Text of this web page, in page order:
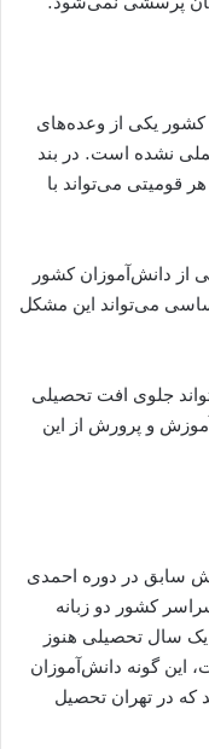
یکی از وعده‌های
نشده است. در بند
شده که هر قومیتی می‌تواند با
از دانش‌آموزان کشور
می‌تواند این مشکل
اساسی می‌تواند جلوی افت تحصیلی
و پرورش از این
سابق در دوره احمدی
در سراسر کشور دو زبانه
یک سال تحصیلی هنوز
این گونه دانش‌آموزان
که در تهران تحصیل